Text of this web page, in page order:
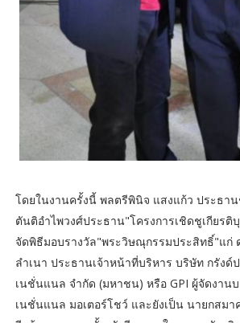
โดยในงานครั้งนี้ พลตรีพินิจ แสงแก้ว ประธา
ตันติอำไพวงศ์ประธาน"โครงการเชิดชูเกียรติ
จัดพิธีมอบรางวัล"พระวิษณุกรรมประสิทธิ์"แก่
ลำเนา ประธานเจ้าหน้าที่บริหาร บริษัท กรังด์
เนชั่นแนล จำกัด (มหาชน) หรือ GPI ผู้จัดงานบ
เนชั่นแนล มอเตอร์โชว์ และยังเป็น นายกสมา